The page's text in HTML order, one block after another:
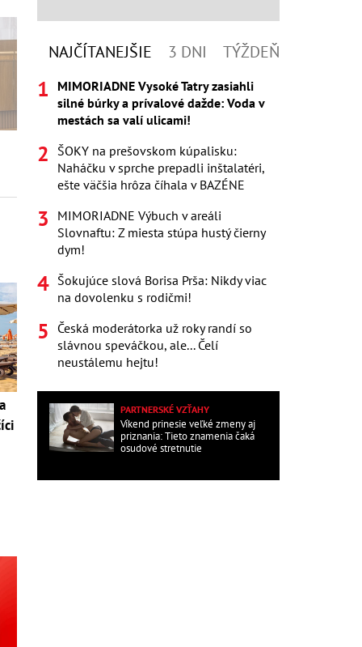
NAJČÍTANEJŠIE 3 DNI TÝŽDEŇ
MIMORIADNE Vysoké Tatry zasiahli
silné búrky a prívalové dažde: Voda v
mestách sa valí ulicami!
ŠOKY na prešovskom kúpalisku:
Naháčku v sprche prepadli inštalatéri,
ešte väčšia hrôza číhala v BAZÉNE
MIMORIADNE Výbuch v areáli
Slovnaftu: Z miesta stúpa hustý čierny
dym!
Šokujúce slová Borisa Prša: Nikdy viac
na dovolenku s rodičmi!
Česká moderátorka už roky randí so
slávnou speváčkou, ale... Čelí
neustálemu hejtu!
PARTNERSKÉ VZŤAHY
Víkend prinesie veľké zmeny aj
priznania: Tieto znamenia čaká
osudové stretnutie